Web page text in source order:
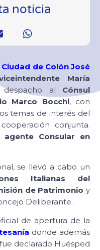
noticia
de Colón José
María
al Cónsul
Marco Bocchi, con
temas de interés del
conjunta.
agente Consular en
se llevó a cabo un
Italianas del
de Patrimonio y
Deliberante.
de apertura de la
donde además
declarado Huésped